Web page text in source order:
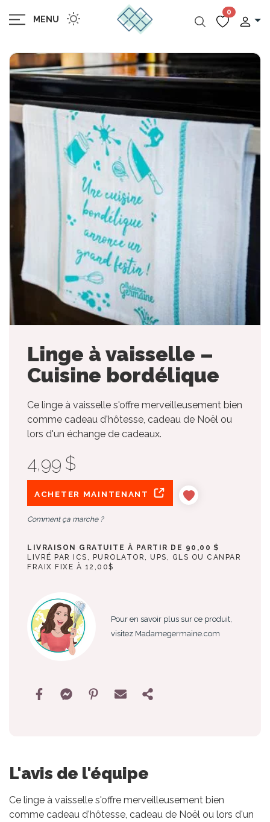
MENU
0
Linge à vaisselle –
Cuisine bordélique
Ce linge à vaisselle s'offre merveilleusement bien
comme cadeau d'hôtesse, cadeau de Noël ou
lors d'un échange de cadeaux.
4,99 $
ACHETER MAINTENANT
Comment ça marche ?
LIVRAISON GRATUITE À PARTIR DE 90,00 $
LIVRÉ PAR ICS, PUROLATOR, UPS, GLS OU CANPAR
FRAIX FIXE À 12,00$
Pour en savoir plus sur ce produit,
visitez Madamegermaine.com
L'avis de l'équipe
Ce linge à vaisselle s'offre merveilleusement bien
comme cadeau d'hôtesse, cadeau de Noël ou lors d'un